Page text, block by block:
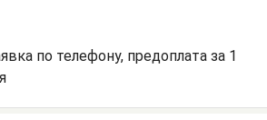
по телефону, предоплата за 1